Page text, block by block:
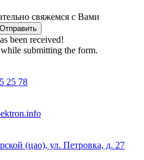
свяжемся с Вами
been received!
submitting the form.
25 78
(цао), ул. Петровка, д. 27